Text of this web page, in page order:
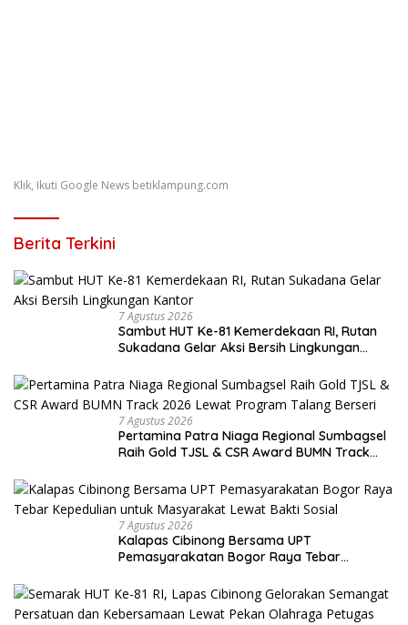
Klik, Ikuti Google News betiklampung.com
Berita Terkini
7 Agustus 2026
Sambut HUT Ke-81 Kemerdekaan RI, Rutan
Sukadana Gelar Aksi Bersih Lingkungan
7 Agustus 2026
Pertamina Patra Niaga Regional Sumbagsel
Raih Gold TJSL & CSR Award BUMN Track
7 Agustus 2026
Kalapas Cibinong Bersama UPT
Pemasyarakatan Bogor Raya Tebar
Sosial